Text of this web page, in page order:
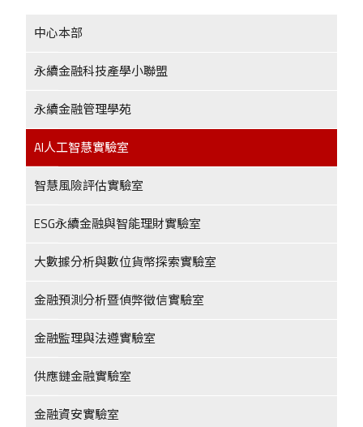
中心本部
永續金融科技產學小聯盟
永續金融管理學苑
AI人工智慧實驗室
智慧風險評估實驗室
ESG永續金融與智能理財實驗室
大數據分析與數位貨幣探索實驗室
金融預測分析暨偵弊徵信實驗室
金融監理與法遵實驗室
供應鏈金融實驗室
金融資安實驗室